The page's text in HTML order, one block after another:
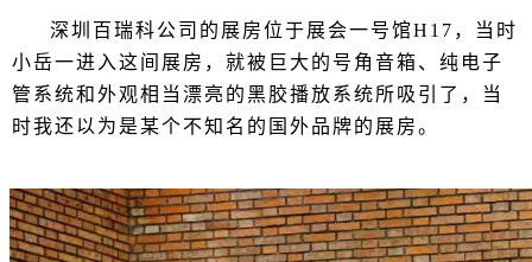
深圳百瑞科公司的展房位于展会一号馆H17，当时
小岳一进入这间展房，就被巨大的号角音箱、纯电子
管系统和外观相当漂亮的黑胶播放系统所吸引了，当
时我还以为是某个不知名的国外品牌的展房。